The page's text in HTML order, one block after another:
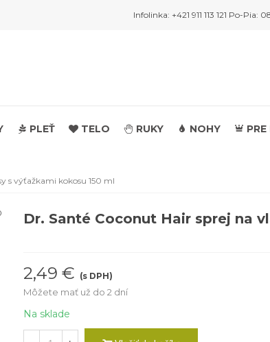
Infolinka: +421 911 113 121 Po-Pia:
PLEŤ TELO RUKY NOHY
s výťažkami kokosu 150 ml
Dr. Santé Coconut Hair sprej na
2,49 € (s DPH)
Môžete mať už do 2 dní
Na sklade